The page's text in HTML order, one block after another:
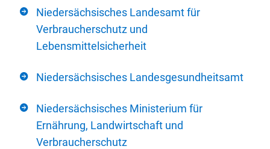
Niedersächsisches Landesamt für
Verbraucherschutz und
Lebensmittelsicherheit
Niedersächsisches Landesgesundheitsamt
Niedersächsisches Ministerium für
Ernährung, Landwirtschaft und
Verbraucherschutz